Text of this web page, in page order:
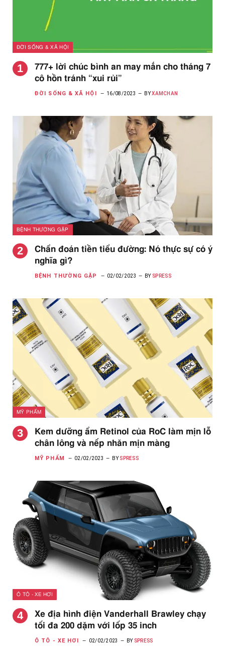
ĐỜI SỐNG & XÃ HỘI
777+ lời chúc bình an may mắn cho tháng 7
cô hồn tránh “xui rủi”
ĐỜI SỐNG & XÃ HỘI 16/08/2023 BY XAMCHAN
BỆNH THƯỜNG GẶP
Chẩn đoán tiền tiểu đường: Nó thực sự có ý
nghĩa gì?
BỆNH THƯỜNG GẶP 02/02/2023 BY SPRESS
MỸ PHẨM
Kem dưỡng ẩm Retinol của RoC làm mịn lỗ
chân lông và nếp nhăn mịn màng
MỸ PHẨM 02/02/2023 BY SPRESS
Ô TÔ - XE HƠI
Xe địa hình điện Vanderhall Brawley chạy
tối đa 200 dặm với lốp 35 inch
Ô TÔ - XE HƠI 02/02/2023 BY SPRESS